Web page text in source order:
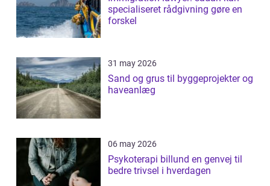
specialiseret rådgivning gøre en
forskel
31 may 2026
Sand og grus til byggeprojekter og
haveanlæg
06 may 2026
Psykoterapi billund en genvej til
bedre trivsel i hverdagen